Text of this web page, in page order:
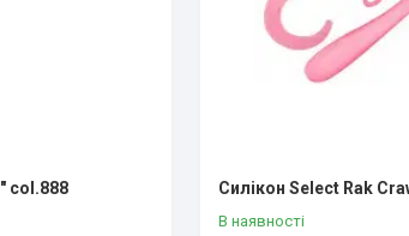
col.888 Силікон Select Rak
В наявності